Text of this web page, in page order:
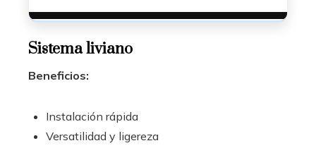
Sistema liviano
Beneficios:
Instalación rápida
Versatilidad y ligereza